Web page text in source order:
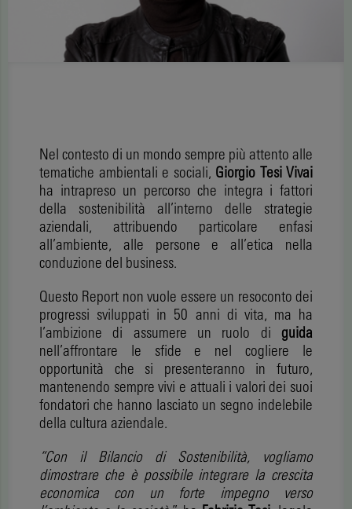
Nel contesto di un mondo sempre più attento alle
tematiche ambientali e sociali, Giorgio Tesi Vivai
ha intrapreso un percorso che integra i fattori
della sostenibilità all’interno delle strategie
aziendali, attribuendo particolare enfasi
all’ambiente, alle persone e all’etica nella
conduzione del business.
Questo Report non vuole essere un resoconto dei
progressi sviluppati in 50 anni di vita, ma ha
l’ambizione di assumere un ruolo di guida
nell’affrontare le sfide e nel cogliere le
opportunità che si presenteranno in futuro,
mantenendo sempre vivi e attuali i valori dei suoi
fondatori che hanno lasciato un segno indelebile
della cultura aziendale.
“Con il Bilancio di Sostenibilità, vogliamo
dimostrare che è possibile integrare la crescita
economica con un forte impegno verso